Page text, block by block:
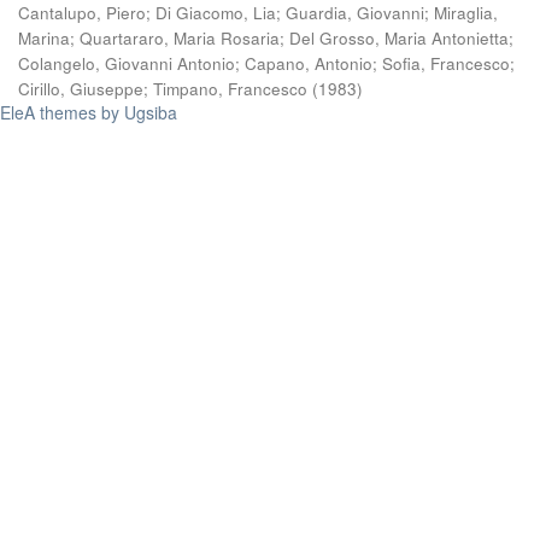
Cantalupo, Piero; Di Giacomo, Lia; Guardia, Giovanni; Miraglia,
Marina; Quartararo, Maria Rosaria; Del Grosso, Maria Antonietta;
Colangelo, Giovanni Antonio; Capano, Antonio; Sofia, Francesco;
Cirillo, Giuseppe; Timpano, Francesco (1983)
EleA themes by Ugsiba